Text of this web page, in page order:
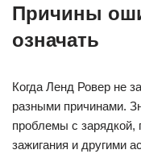
Причины
означать
Когда Ленд Ровер не
разными причинами.
проблемы с зарядкой,
зажигания и другими